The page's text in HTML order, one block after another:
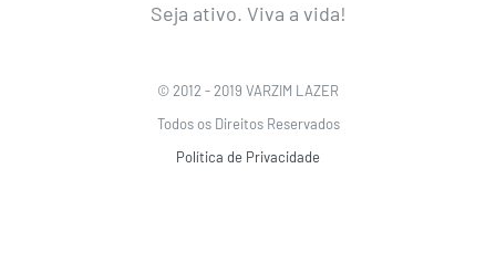
Seja ativo. Viva a vida!
© 2012 - 2019 VARZIM LAZER
Todos os Direitos Reservados
Política de Privacidade